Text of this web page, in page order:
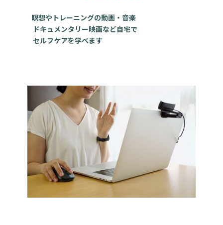
瞑想やトレーニングの動画・音楽
ドキュメンタリー映画など自宅で
セルフケアを学べます